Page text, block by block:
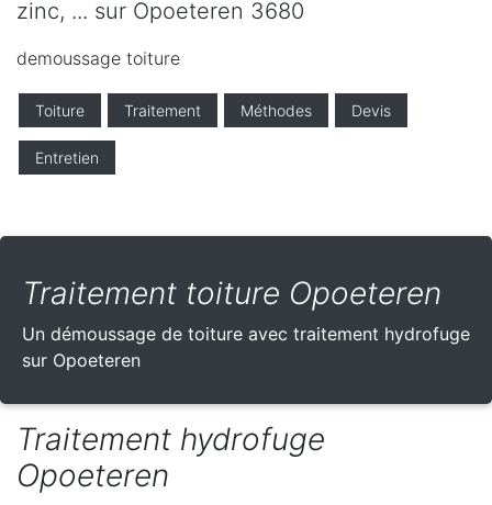
zinc, ... sur Opoeteren 3680
demoussage toiture
Toiture Traitement Méthodes Devis
Entretien
Traitement toiture Opoeteren
Un démoussage de toiture avec traitement hydrofuge
sur Opoeteren
Traitement hydrofuge
Opoeteren